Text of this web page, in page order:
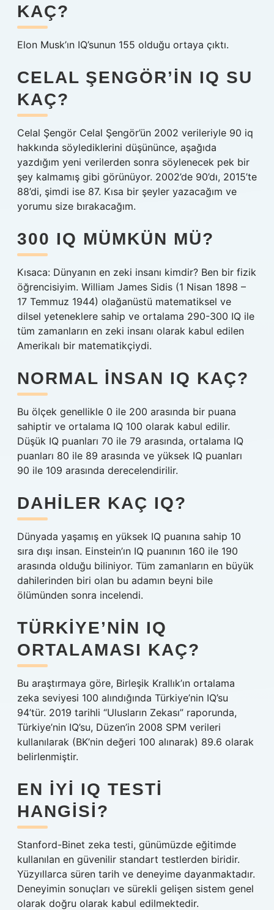
KAÇ?
Elon Musk’ın IQ’sunun 155 olduğu ortaya çıktı.
CELAL ŞENGÖR’IN IQ SU
KAÇ?
Celal Şengör Celal Şengör’ün 2002 verileriyle 90 iq
hakkında söylediklerini düşününce, aşağıda
yazdığım yeni verilerden sonra söylenecek pek bir
şey kalmamış gibi görünüyor. 2002’de 90’dı, 2015’te
88’di, şimdi ise 87. Kısa bir şeyler yazacağım ve
yorumu size bırakacağım.
300 IQ MÜMKÜN MÜ?
Kısaca: Dünyanın en zeki insanı kimdir? Ben bir fizik
öğrencisiyim. William James Sidis (1 Nisan 1898 –
17 Temmuz 1944) olağanüstü matematiksel ve
dilsel yeteneklere sahip ve ortalama 290-300 IQ ile
tüm zamanların en zeki insanı olarak kabul edilen
Amerikalı bir matematikçiydi.
NORMAL INSAN IQ KAÇ?
Bu ölçek genellikle 0 ile 200 arasında bir puana
sahiptir ve ortalama IQ 100 olarak kabul edilir.
Düşük IQ puanları 70 ile 79 arasında, ortalama IQ
puanları 80 ile 89 arasında ve yüksek IQ puanları
90 ile 109 arasında derecelendirilir.
DAHILER KAÇ IQ?
Dünyada yaşamış en yüksek IQ puanına sahip 10
sıra dışı insan. Einstein’ın IQ puanının 160 ile 190
arasında olduğu biliniyor. Tüm zamanların en büyük
dahilerinden biri olan bu adamın beyni bile
ölümünden sonra incelendi.
TÜRKIYE’NIN IQ
ORTALAMASI KAÇ?
Bu araştırmaya göre, Birleşik Krallık’ın ortalama
zeka seviyesi 100 alındığında Türkiye’nin IQ’su
94’tür. 2019 tarihli “Ulusların Zekası” raporunda,
Türkiye’nin IQ’su, Düzen’in 2008 SPM verileri
kullanılarak (BK’nin değeri 100 alınarak) 89.6 olarak
belirlenmiştir.
EN IYI IQ TESTI
HANGISI?
Stanford-Binet zeka testi, günümüzde eğitimde
kullanılan en güvenilir standart testlerden biridir.
Yüzyıllarca süren tarih ve deneyime dayanmaktadır.
Deneyimin sonuçları ve sürekli gelişen sistem genel
olarak doğru olarak kabul edilmektedir.